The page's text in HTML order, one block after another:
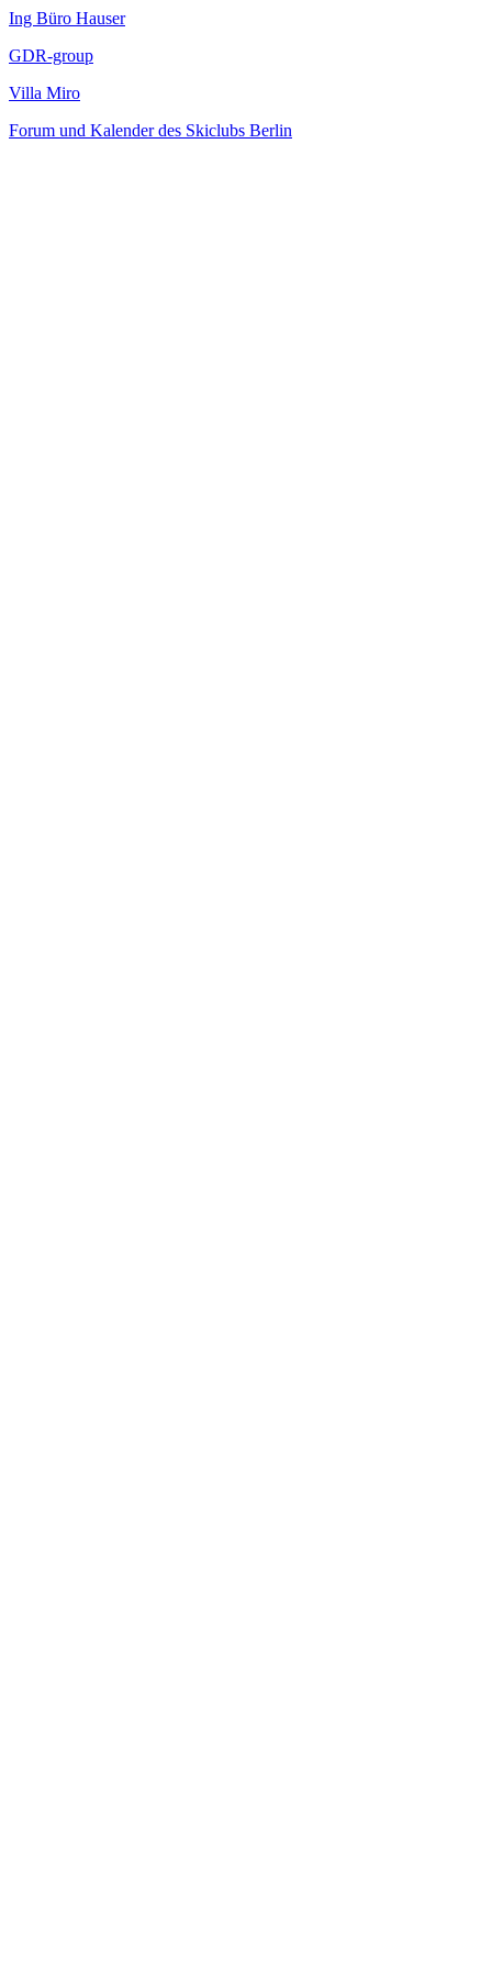
Ing Büro Hauser
GDR-group
Villa Miro
Forum und Kalender des Skiclubs Berlin